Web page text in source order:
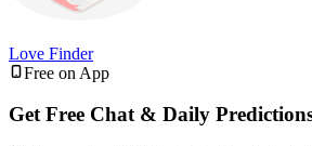
Love Finder
Free on App
Get Free Chat & Daily